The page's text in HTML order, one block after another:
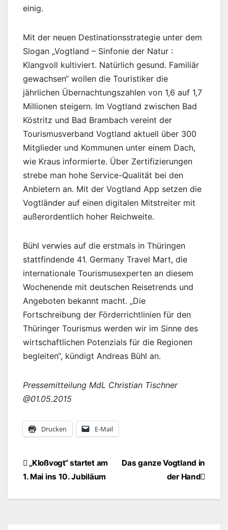
einig.
Mit der neuen Destinationsstrategie unter dem
Slogan „Vogtland – Sinfonie der Natur :
Klangvoll kultiviert. Natürlich gesund. Familiär
gewachsen“ wollen die Touristiker die
jährlichen Übernachtungszahlen von 1,6 auf 1,7
Millionen steigern. Im Vogtland zwischen Bad
Köstritz und Bad Brambach vereint der
Tourismusverband Vogtland aktuell über 300
Mitglieder und Kommunen unter einem Dach,
wie Kraus informierte. Über Zertifizierungen
strebe man hohe Service-Qualität bei den
Anbietern an. Mit der Vogtland App setzen die
Vogtländer auf einen digitalen Mitstreiter mit
außerordentlich hoher Reichweite.
Bühl verwies auf die erstmals in Thüringen
stattfindende 41. Germany Travel Mart, die
internationale Tourismusexperten an diesem
Wochenende mit deutschen Reisetrends und
Angeboten bekannt macht. „Die
Fortschreibung der Förderrichtlinien für den
Thüringer Tourismus werden wir im Sinne des
wirtschaftlichen Potenzials für die Regionen
begleiten“, kündigt Andreas Bühl an.
Pressemitteilung MdL Christian Tischner
@01.05.2015
Drucken E-Mail
BeitragsnavigationDas ganze Vogtland in
der Hand
„Kloßvogt“ startet am
1. Mai ins 10. Jubiläum